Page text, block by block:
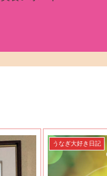
うなぎ大好き日記